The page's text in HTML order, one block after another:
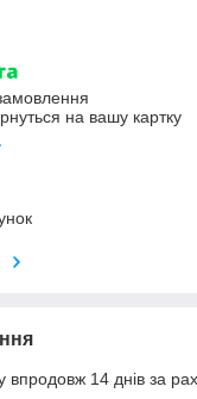
на вашу картку
впродовж 14 днів за